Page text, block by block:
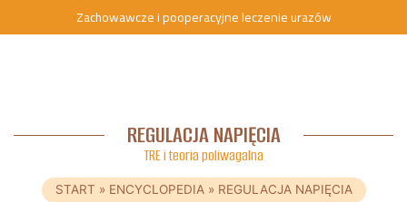
Zachowawcze i pooperacyjne leczenie urazów
REGULACJA NAPIĘCIA
TRE i teoria poliwagalna
START » ENCYCLOPEDIA» REGULACJA NAPIĘCIA